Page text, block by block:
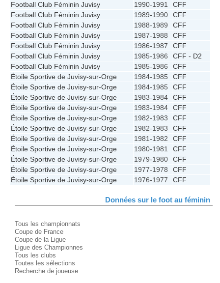
Football Club Féminin Juvisy
1990-1991 CFF
Football Club Féminin Juvisy
1989-1990 CFF
Football Club Féminin Juvisy
1988-1989 CFF
Football Club Féminin Juvisy
1987-1988 CFF
Football Club Féminin Juvisy
1986-1987 CFF
Football Club Féminin Juvisy
1985-1986 CFF - D2
Football Club Féminin Juvisy
1985-1986 CFF
Étoile Sportive de Juvisy-sur-Orge
1984-1985 CFF
Étoile Sportive de Juvisy-sur-Orge
1984-1985 CFF
Étoile Sportive de Juvisy-sur-Orge
1983-1984 CFF
Étoile Sportive de Juvisy-sur-Orge
1983-1984 CFF
Étoile Sportive de Juvisy-sur-Orge
1982-1983 CFF
Étoile Sportive de Juvisy-sur-Orge
1982-1983 CFF
Étoile Sportive de Juvisy-sur-Orge
1981-1982 CFF
Étoile Sportive de Juvisy-sur-Orge
1980-1981 CFF
Étoile Sportive de Juvisy-sur-Orge
1979-1980 CFF
Étoile Sportive de Juvisy-sur-Orge
1977-1978 CFF
Étoile Sportive de Juvisy-sur-Orge
1976-1977 CFF
Données sur le foot au féminin
Tous les championnats
Coupe de France
Coupe de la Ligue
Ligue des Championnes
Tous les clubs
Toutes les sélections
Recherche de joueuse